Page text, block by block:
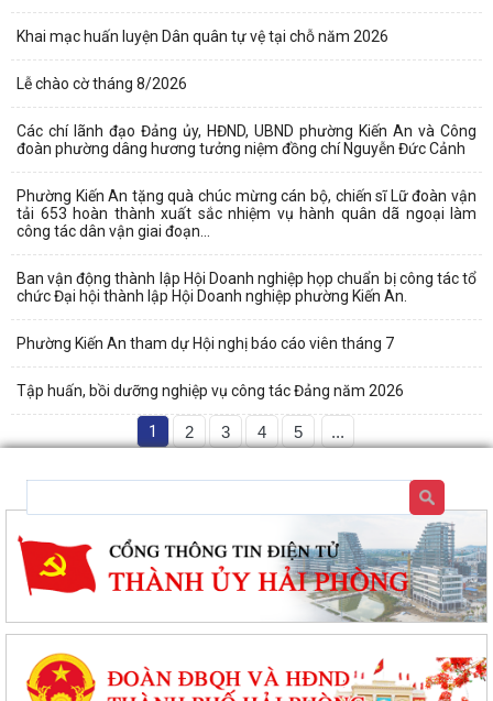
Khai mạc huấn luyện Dân quân tự vệ tại chỗ năm 2026
Lễ chào cờ tháng 8/2026
Các chí lãnh đạo Đảng ủy, HĐND, UBND phường Kiến An và Công
đoàn phường dâng hương tưởng niệm đồng chí Nguyễn Đức Cảnh
Phường Kiến An tặng quà chúc mừng cán bộ, chiến sĩ Lữ đoàn vận
tải 653 hoàn thành xuất sắc nhiệm vụ hành quân dã ngoại làm
công tác dân vận giai đoạn...
Ban vận động thành lập Hội Doanh nghiệp họp chuẩn bị công tác tổ
chức Đại hội thành lập Hội Doanh nghiệp phường Kiến An.
Phường Kiến An tham dự Hội nghị báo cáo viên tháng 7
Tập huấn, bồi dưỡng nghiệp vụ công tác Đảng năm 2026
1 2 3 4 5 ...